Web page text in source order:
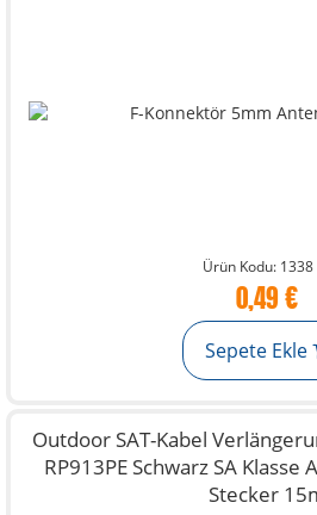
Ürün Kodu: 1338
0,49 €
Sepete Ekle
Outdoor SAT-Kabel
RP913PE Schwarz SA Klasse
Stecker